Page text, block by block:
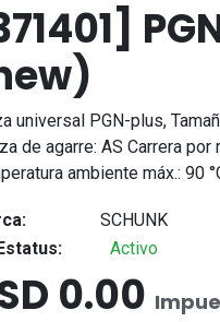
universal PGN-plus,
de agarre: AS Carrera
ambiente máx.: 90
SCHUNK
Activo
0.00